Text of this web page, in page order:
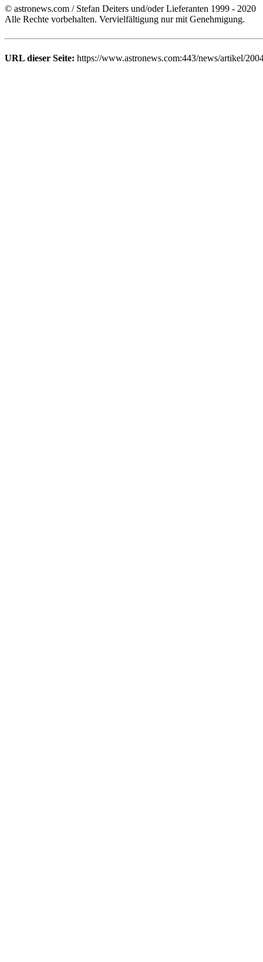
© astronews.com / Stefan Deiters und/oder Lieferanten 1999 - 2020
Alle Rechte vorbehalten. Vervielfältigung nur mit Genehmigung.
URL dieser Seite: https://www.astronews.com:443/news/artikel/